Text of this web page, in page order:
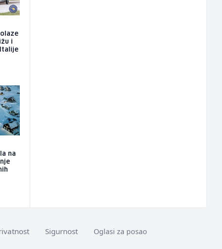
i
na
Sigurnost Oglasi za posao